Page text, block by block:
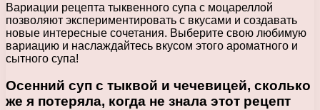
Вариации рецепта тыквенного супа с моцареллой
позволяют экспериментировать с вкусами и создавать
новые интересные сочетания. Выберите свою любимую
вариацию и наслаждайтесь вкусом этого ароматного и
сытного супа!
Осенний суп с тыквой и чечевицей, сколько
же я потеряла, когда не знала этот рецепт